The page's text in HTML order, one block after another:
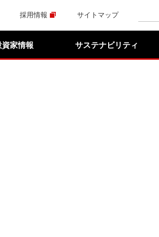
採用情報 サイトマップ
家情報 サステナビリティ